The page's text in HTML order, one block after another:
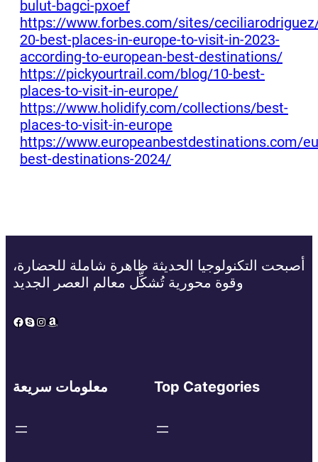
bulut-bagci-pxoef
https://www.forbes.com/sites/
20-best-places-in-europe-to-visit-in-2023-
according-to-european-best-destinations/
https://pickyourtrail.com/blog/10-best-
places-to-visit-in-europe/
https://www.holidify.com/collections/best-
places-to-visit-in-europe
https://www.europeanbestdestinations.com/
best-destinations-2024/
أصبحت التكنولوجيا الحديثة ظاهرة شاملة للحضارة،
وقوة محورية تُشكِّل معالم العصر الجديد
Facebook
Skype
Instagram
Amazon
معلومات سريعة Top Categories